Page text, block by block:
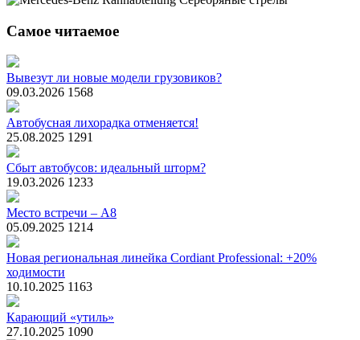
Самое читаемое
Вывезут ли новые модели грузовиков?
09.03.2026 1568
Автобусная лихорадка отменяется!
25.08.2025 1291
Сбыт автобусов: идеальный шторм?
19.03.2026 1233
Место встречи – А8
05.09.2025 1214
Новая региональная линейка Cordiant Professional: +20%
ходимости
10.10.2025 1163
Карающий «утиль»
27.10.2025 1090